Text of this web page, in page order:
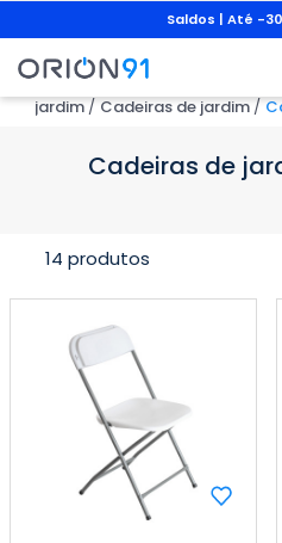
Saldos | Até -
de jardim Cadeiras de jardim
Cadeiras de
14 produtos